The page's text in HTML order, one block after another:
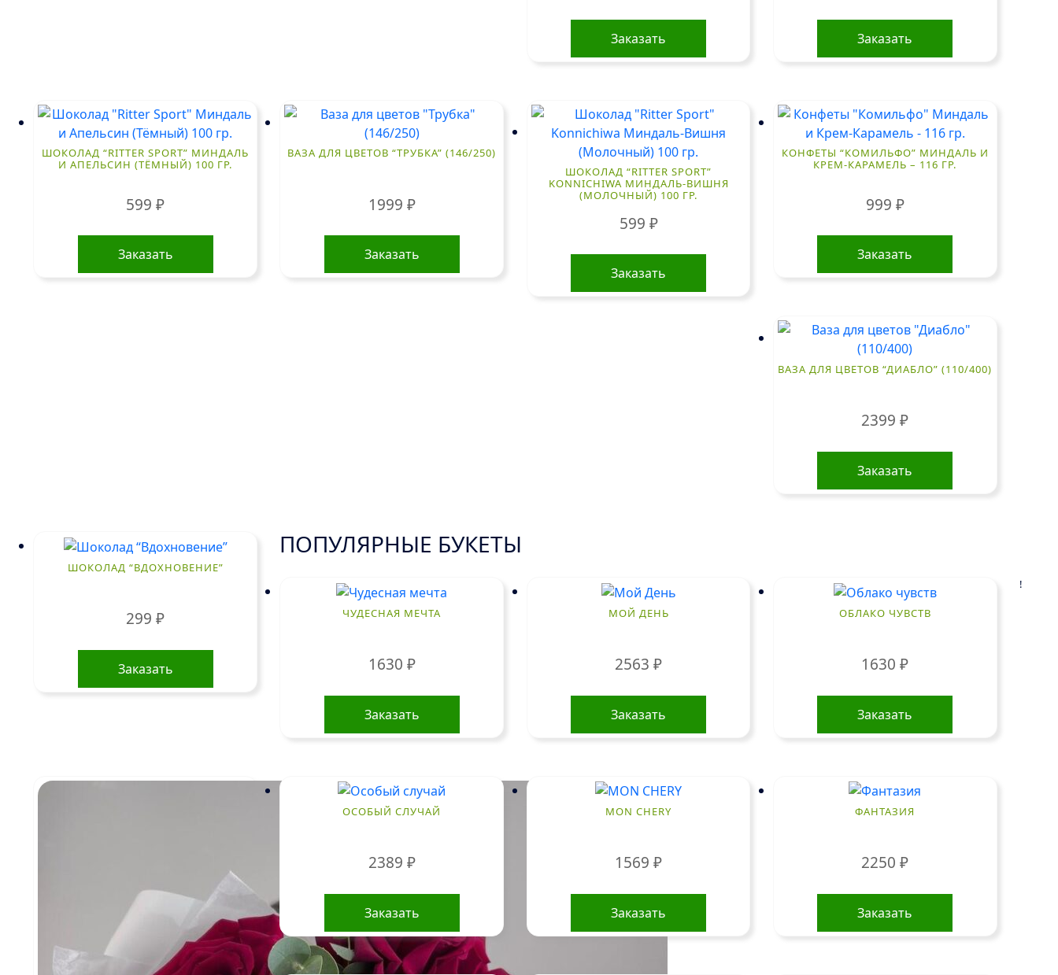
Заказать Заказать
ШОКОЛАД “RITTER SPORT” МИНДАЛЬ
И АПЕЛЬСИН (ТЁМНЫЙ) 100 ГР.
599₽
Заказать
ВАЗА ДЛЯ ЦВЕТОВ “ТРУБКА” (146/250)
1999 ₽
Заказать
ШОКОЛАД “RITTER SPORT”
KONNICHIWA МИНДАЛЬ-ВИШНЯ
(МОЛОЧНЫЙ) 100 ГР.
599 ₽
Заказать
КОНФЕТЫ “КОМИЛЬФО” МИНДАЛЬ И
КРЕМ-КАРАМЕЛЬ – 116 ГР.
999 ₽
Заказать
ВАЗА ДЛЯ ЦВЕТОВ “ДИАБЛО” (110/400)
2399₽
Заказать
ШОКОЛАД “ВДОХНОВЕНИЕ”
299₽
Заказать
ПОПУЛЯРНЫЕ БУКЕТЫ
ЧУДЕСНАЯ МЕЧТА
1630 ₽
Заказать
МОЙ ДЕНЬ
2563 ₽
Заказать
ОБЛАКО ЧУВСТВ
1630₽
Заказать
ОСОБЫЙ СЛУЧАЙ
2389 ₽
Заказать
MON CHERY
1569 ₽
Заказать
ФАНТАЗИЯ
2250₽
Заказать
!